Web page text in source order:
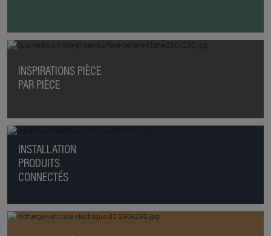
INSPIRATIONS PIÈCE
PAR PIÈCE
INSTALLATION
PRODUITS
CONNECTÉS